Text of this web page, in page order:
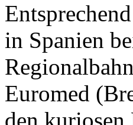
in Spanien
Euromed
den